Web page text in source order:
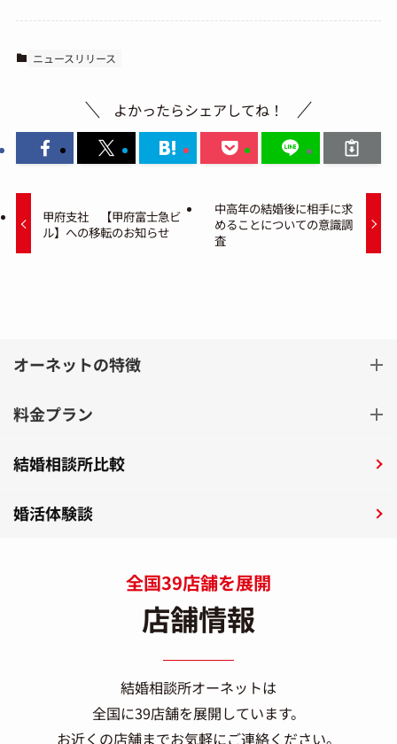
ニュースリリース
よかったらシェアしてね！
甲府支社 【甲府富士急ビ
ル】への移転のお知らせ
中高年の結婚後に相手に求
めることについての意識調
査
オーネットの特徴
料金プラン
結婚相談所比較
婚活体験談
全国39店舗を展開
店舗情報
結婚相談所オーネットは
全国に39店舗を展開しています。
お近くの店舗までお気軽にご連絡ください。